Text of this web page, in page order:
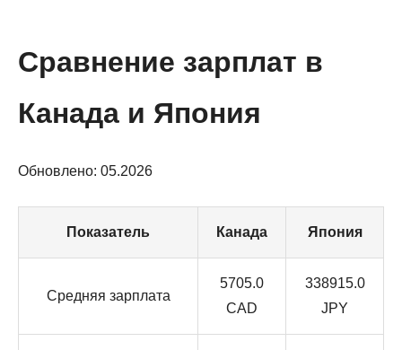
Сравнение зарплат в
Канада и Япония
Обновлено: 05.2026
Показатель Канада Япония
Средняя зарплата
5705.0
CAD
338915.0
JPY